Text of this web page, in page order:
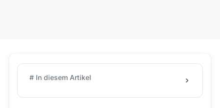
# In diesem Artikel